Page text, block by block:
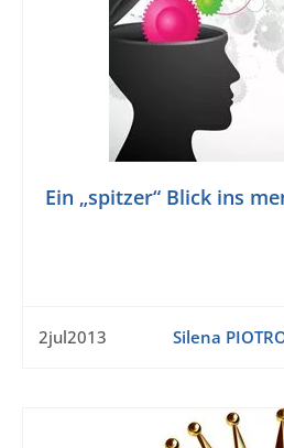
Ein „spitzer“ Blick ins
2jul2013 Silena